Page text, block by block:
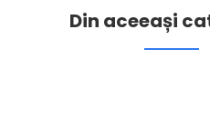
Din aceeași